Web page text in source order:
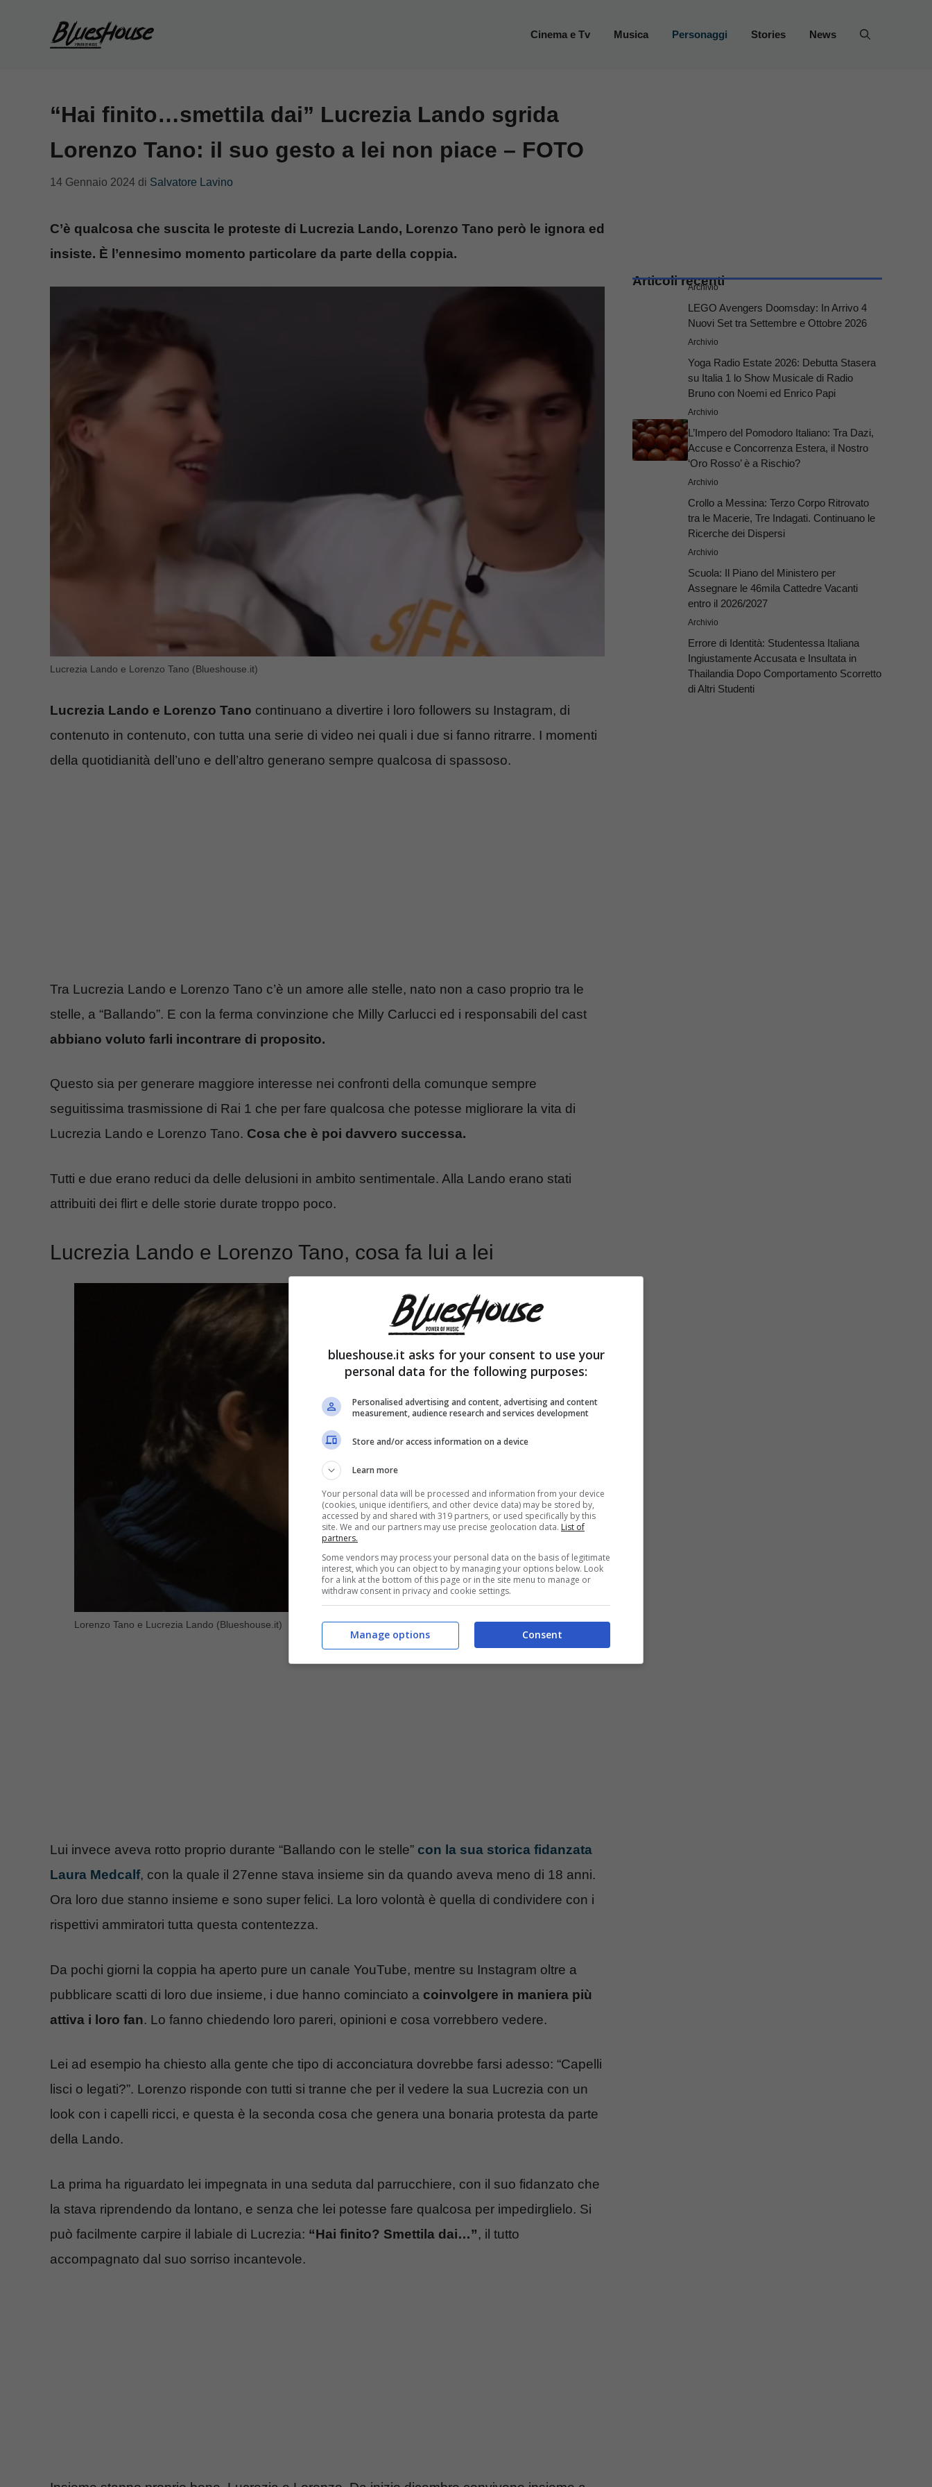
Cinema e Tv Musica Personaggi Stories News
“Hai finito…smettila dai” Lucrezia Lando sgrida
Lorenzo Tano: il suo gesto a lei non piace – FOTO
14 Gennaio 2024 di Salvatore Lavino
C’è qualcosa che suscita le proteste di Lucrezia Lando, Lorenzo Tano però le ignora ed
insiste. È l’ennesimo momento particolare da parte della coppia.
Lucrezia Lando e Lorenzo Tano (Blueshouse.it)
Lucrezia Lando e Lorenzo Tano continuano a divertire i loro followers su Instagram, di
contenuto in contenuto, con tutta una serie di video nei quali i due si fanno ritrarre. I momenti
della quotidianità dell’uno e dell’altro generano sempre qualcosa di spassoso.
Tra Lucrezia Lando e Lorenzo Tano c’è un amore alle stelle, nato non a caso proprio tra le
stelle, a “Ballando”. E con la ferma convinzione che Milly Carlucci ed i responsabili del cast
abbiano voluto farli incontrare di proposito.
Questo sia per generare maggiore interesse nei confronti della comunque sempre
seguitissima trasmissione di Rai 1 che per fare qualcosa che potesse migliorare la vita di
Lucrezia Lando e Lorenzo Tano. Cosa che è poi davvero successa.
Tutti e due erano reduci da delle delusioni in ambito sentimentale. Alla Lando erano stati
attribuiti dei flirt e delle storie durate troppo poco.
Lucrezia Lando e Lorenzo Tano, cosa fa lui a lei
Lorenzo Tano e Lucrezia Lando (Blueshouse.it)
Lui invece aveva rotto proprio durante “Ballando con le stelle” con la sua storica fidanzata
Laura Medcalf, con la quale il 27enne stava insieme sin da quando aveva meno di 18 anni.
Ora loro due stanno insieme e sono super felici. La loro volontà è quella di condividere con i
rispettivi ammiratori tutta questa contentezza.
Da pochi giorni la coppia ha aperto pure un canale YouTube, mentre su Instagram oltre a
pubblicare scatti di loro due insieme, i due hanno cominciato a coinvolgere in maniera più
attiva i loro fan. Lo fanno chiedendo loro pareri, opinioni e cosa vorrebbero vedere.
Lei ad esempio ha chiesto alla gente che tipo di acconciatura dovrebbe farsi adesso: “Capelli
lisci o legati?”. Lorenzo risponde con tutti si tranne che per il vedere la sua Lucrezia con un
look con i capelli ricci, e questa è la seconda cosa che genera una bonaria protesta da parte
della Lando.
La prima ha riguardato lei impegnata in una seduta dal parrucchiere, con il suo fidanzato che
la stava riprendendo da lontano, e senza che lei potesse fare qualcosa per impedirglielo. Si
può facilmente carpire il labiale di Lucrezia: “Hai finito? Smettila dai…”, il tutto
accompagnato dal suo sorriso incantevole.
Articoli recenti
Archivio
LEGO Avengers Doomsday: In Arrivo 4
Nuovi Set tra Settembre e Ottobre 2026
Archivio
Yoga Radio Estate 2026: Debutta Stasera
su Italia 1 lo Show Musicale di Radio
Bruno con Noemi ed Enrico Papi
Archivio
L’Impero del Pomodoro Italiano: Tra Dazi,
Accuse e Concorrenza Estera, il Nostro
‘Oro Rosso’ è a Rischio?
Archivio
Crollo a Messina: Terzo Corpo Ritrovato
tra le Macerie, Tre Indagati. Continuano le
Ricerche dei Dispersi
Archivio
Scuola: Il Piano del Ministero per
Assegnare le 46mila Cattedre Vacanti
entro il 2026/2027
Archivio
Errore di Identità: Studentessa Italiana
Ingiustamente Accusata e Insultata in
Thailandia Dopo Comportamento Scorretto
di Altri Studenti
blueshouse.it asks for your consent to use your
personal data for the following purposes:
Personalised advertising and content, advertising and content
measurement, audience research and services development
Store and/or access information on a device
Learn more
Your personal data will be processed and information from your device
(cookies, unique identifiers, and other device data) may be stored by,
accessed by and shared with 319 partners, or used specifically by this
site. We and our partners may use precise geolocation data. List of
partners.
Some vendors may process your personal data on the basis of legitimate
interest, which you can object to by managing your options below. Look
for a link at the bottom of this page or in the site menu to manage or
withdraw consent in privacy and cookie settings.
Consent
Manage options